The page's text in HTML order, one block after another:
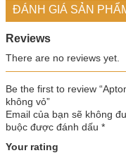
ĐÁNH GIÁ SẢN
Reviews
There are no reviews yet.
Be the first to review
không vỏ”
Email của bạn sẽ không
buộc được đánh dấu *
Your rating